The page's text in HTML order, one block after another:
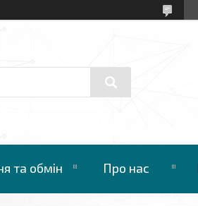
та обмін Про нас